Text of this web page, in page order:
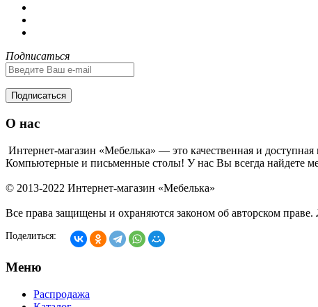
Подписаться
Подписаться
О нас
Интернет-магазин «Мебелька» — это качественная и
Компьютерные и письменные столы! У нас Вы всегда найдете
© 2013-2022 Интернет-магазин «Мебелька»
Все права защищены и охраняются законом об авторском
Поделиться:
Меню
Распродажа